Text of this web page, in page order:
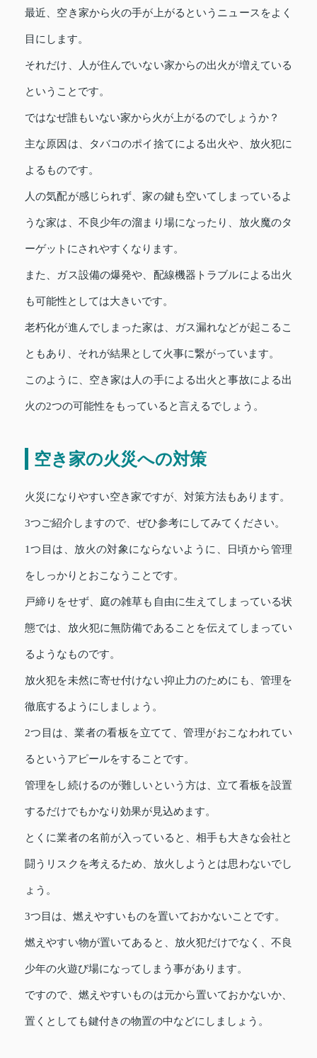
最近、空き家から火の手が上がるというニュースをよく
目にします。
それだけ、人が住んでいない家からの出火が増えている
ということです。
ではなぜ誰もいない家から火が上がるのでしょうか？
主な原因は、タバコのポイ捨てによる出火や、放火犯に
よるものです。
人の気配が感じられず、家の鍵も空いてしまっているよ
うな家は、不良少年の溜まり場になったり、放火魔のタ
ーゲットにされやすくなります。
また、ガス設備の爆発や、配線機器トラブルによる出火
も可能性としては大きいです。
老朽化が進んでしまった家は、ガス漏れなどが起こるこ
ともあり、それが結果として火事に繋がっています。
このように、空き家は人の手による出火と事故による出
火の2つの可能性をもっていると言えるでしょう。
空き家の火災への対策
火災になりやすい空き家ですが、対策方法もあります。
3つご紹介しますので、ぜひ参考にしてみてください。
1つ目は、放火の対象にならないように、日頃から管理
をしっかりとおこなうことです。
戸締りをせず、庭の雑草も自由に生えてしまっている状
態では、放火犯に無防備であることを伝えてしまってい
るようなものです。
放火犯を未然に寄せ付けない抑止力のためにも、管理を
徹底するようにしましょう。
2つ目は、業者の看板を立てて、管理がおこなわれてい
るというアピールをすることです。
管理をし続けるのが難しいという方は、立て看板を設置
するだけでもかなり効果が見込めます。
とくに業者の名前が入っていると、相手も大きな会社と
闘うリスクを考えるため、放火しようとは思わないでし
ょう。
3つ目は、燃えやすいものを置いておかないことです。
燃えやすい物が置いてあると、放火犯だけでなく、不良
少年の火遊び場になってしまう事があります。
ですので、燃えやすいものは元から置いておかないか、
置くとしても鍵付きの物置の中などにしましょう。